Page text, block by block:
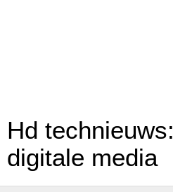
Hd
digitale media